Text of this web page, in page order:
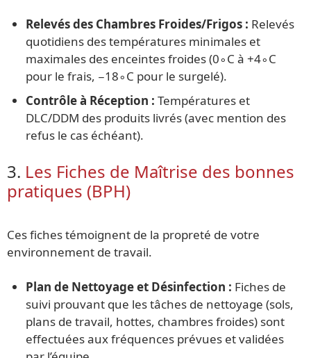
Relevés des Chambres Froides/Frigos : Relevés
quotidiens des températures minimales et
maximales des enceintes froides (0∘C à +4∘C
pour le frais, −18∘C pour le surgelé).
Contrôle à Réception : Températures et
DLC/DDM des produits livrés (avec mention des
refus le cas échéant).
3. Les Fiches de Maîtrise des bonnes
pratiques (BPH)
Ces fiches témoignent de la propreté de votre
environnement de travail.
Plan de Nettoyage et Désinfection : Fiches de
suivi prouvant que les tâches de nettoyage (sols,
plans de travail, hottes, chambres froides) sont
effectuées aux fréquences prévues et validées